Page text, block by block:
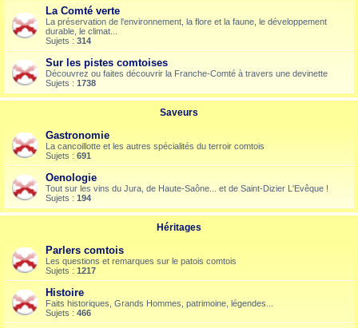
La Comté verte
La préservation de l'environnement, la flore et la faune, le développement
durable, le climat...
Sujets : 314
Sur les pistes comtoises
Découvrez ou faites découvrir la Franche-Comté à travers une devinette
Sujets : 1738
Saveurs
Gastronomie
La cancoillotte et les autres spécialités du terroir comtois
Sujets : 691
Oenologie
Tout sur les vins du Jura, de Haute-Saône... et de Saint-Dizier L'Evêque !
Sujets : 194
Héritages
Parlers comtois
Les questions et remarques sur le patois comtois
Sujets : 1217
Histoire
Faits historiques, Grands Hommes, patrimoine, légendes...
Sujets : 466